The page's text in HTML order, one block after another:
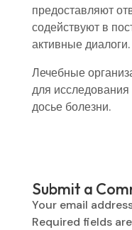
предоставляют
содействуют в
активные диалоги.
Лечебные
для
досье болезни.
Submit a
Your email
Required fields